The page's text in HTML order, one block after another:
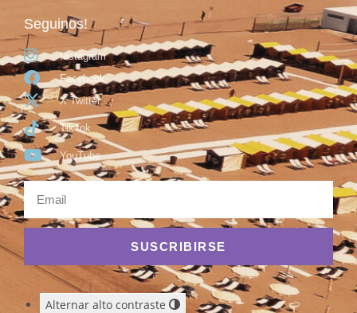
Seguinos!
Instagram
Facebook
X Twitter
TikTok
YouTube
SUSCRIBIRSE
Alternar alto contraste